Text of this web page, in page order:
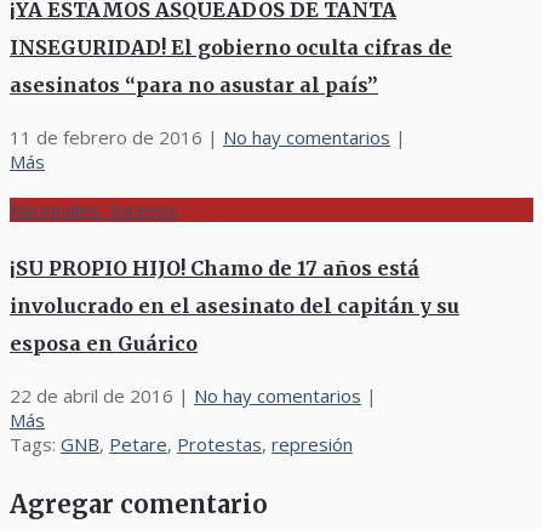
¡YA ESTAMOS ASQUEADOS DE TANTA
INSEGURIDAD! El gobierno oculta cifras de
asesinatos “para no asustar al país”
11 de febrero de 2016 | No hay comentarios |
Más
Nacionales, Sucesos
¡SU PROPIO HIJO! Chamo de 17 años está
involucrado en el asesinato del capitán y su
esposa en Guárico
22 de abril de 2016 | No hay comentarios |
Más
Tags: GNB, Petare, Protestas, represión
Agregar comentario